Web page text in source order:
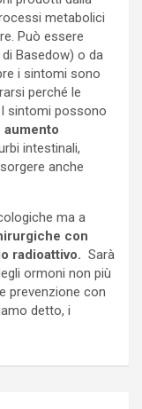
metabolici
Può essere
Basedow) o da
i sintomi sono
perché le
sintomi possono
intestinali,
anche
ma a
con
radioattivo. Sarà
ormoni non più
prevenzione con
detto, i